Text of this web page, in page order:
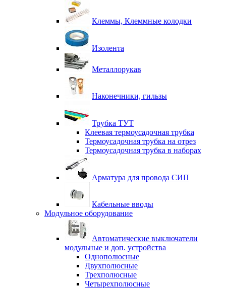
Клеммы, Клеммные колодки
Изолента
Металлорукав
Наконечники, гильзы
Трубка ТУТ
Клеевая термоусадочная трубка
Термоусадочная трубка на отрез
Термоусадочная трубка в наборах
Арматура для провода СИП
Кабельные вводы
Модульное оборудование
Автоматические выключатели
модульные и доп. устройства
Однополюсные
Двухполюсные
Трехполюсные
Четырехполюсные